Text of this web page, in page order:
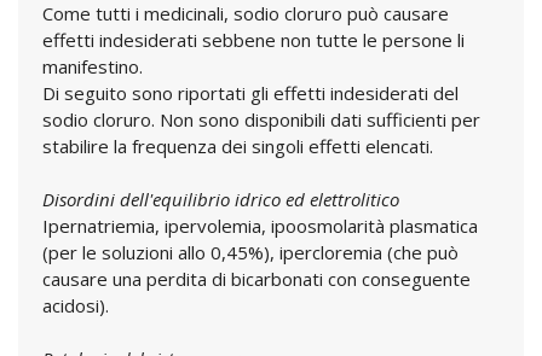
Come tutti i medicinali, sodio cloruro può causare
effetti indesiderati sebbene non tutte le persone li
manifestino.
Di seguito sono riportati gli effetti indesiderati del
sodio cloruro. Non sono disponibili dati sufficienti per
stabilire la frequenza dei singoli effetti elencati.
Disordini dell'equilibrio idrico ed elettrolitico
Ipernatriemia, ipervolemia, ipoosmolarità plasmatica
(per le soluzioni allo 0,45%), ipercloremia (che può
causare una perdita di bicarbonati con conseguente
acidosi).